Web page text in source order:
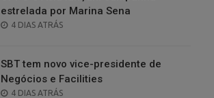
estrelada por Marina Sena
POSTED
4 DIAS ATRÁS
SBT tem novo vice-presidente de
Negócios e Facilities
POSTED
4 DIAS ATRÁS